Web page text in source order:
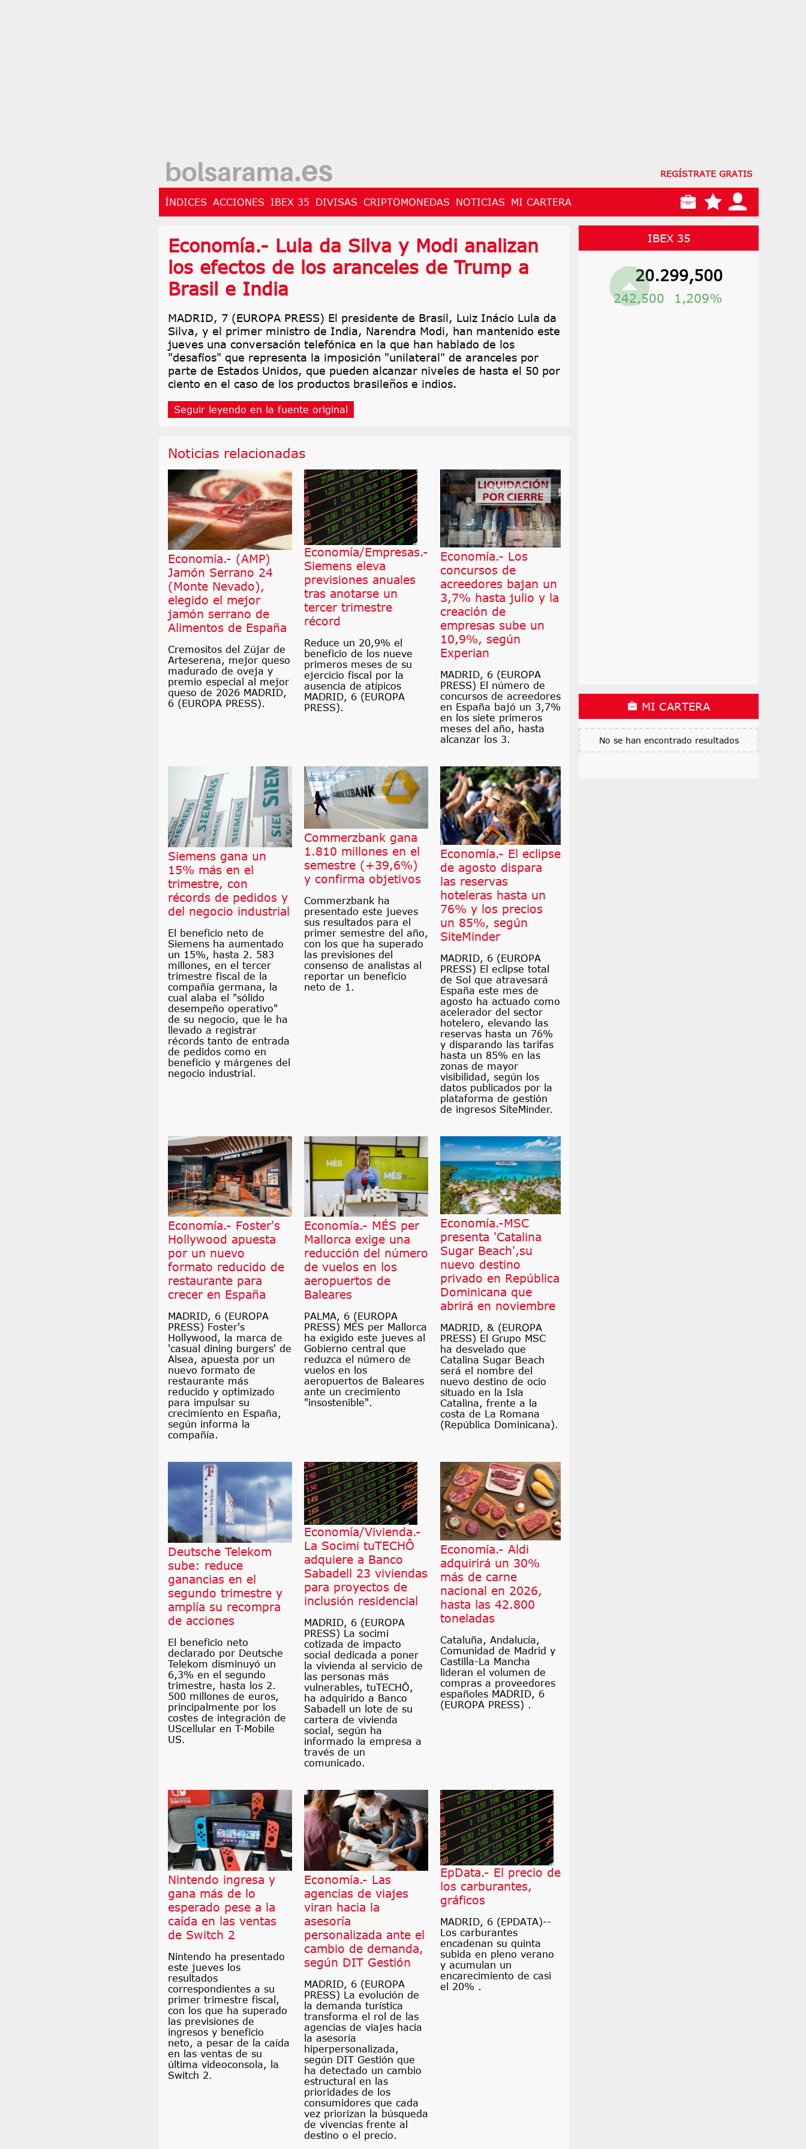
REGÍSTRATE GRATIS
ÍNDICES ACCIONES IBEX 35 DIVISAS CRIPTOMONEDAS NOTICIAS MI CARTERA
Economía.- Lula da Silva y Modi analizan
los efectos de los aranceles de Trump a
Brasil e India
MADRID, 7 (EUROPA PRESS) El presidente de Brasil, Luiz Inácio Lula da
Silva, y el primer ministro de India, Narendra Modi, han mantenido este
jueves una conversación telefónica en la que han hablado de los
"desafíos" que representa la imposición "unilateral" de aranceles por
parte de Estados Unidos, que pueden alcanzar niveles de hasta el 50 por
ciento en el caso de los productos brasileños e indios.
Seguir leyendo en la fuente original
Noticias relacionadas
Economía.- (AMP)
Jamón Serrano 24
(Monte Nevado),
elegido el mejor
jamón serrano de
Alimentos de España
Cremositos del Zújar de
Arteserena, mejor queso
madurado de oveja y
premio especial al mejor
queso de 2026 MADRID,
6 (EUROPA PRESS).
Economía/Empresas.-
Siemens eleva
previsiones anuales
tras anotarse un
tercer trimestre
récord
Reduce un 20,9% el
beneficio de los nueve
primeros meses de su
ejercicio fiscal por la
ausencia de atípicos
MADRID, 6 (EUROPA
PRESS).
Economía.- Los
concursos de
acreedores bajan un
3,7% hasta julio y la
creación de
empresas sube un
10,9%, según
Experian
MADRID, 6 (EUROPA
PRESS) El número de
concursos de acreedores
en España bajó un 3,7%
en los siete primeros
meses del año, hasta
alcanzar los 3.
Siemens gana un
15% más en el
trimestre, con
récords de pedidos y
del negocio industrial
El beneficio neto de
Siemens ha aumentado
un 15%, hasta 2. 583
millones, en el tercer
trimestre fiscal de la
compañía germana, la
cual alaba el "sólido
desempeño operativo"
de su negocio, que le ha
llevado a registrar
récords tanto de entrada
de pedidos como en
beneficio y márgenes del
negocio industrial.
Commerzbank gana
1.810 millones en el
semestre (+39,6%)
y confirma objetivos
Commerzbank ha
presentado este jueves
sus resultados para el
primer semestre del año,
con los que ha superado
las previsiones del
consenso de analistas al
reportar un beneficio
neto de 1.
Economía.- El eclipse
de agosto dispara
las reservas
hoteleras hasta un
76% y los precios
un 85%, según
SiteMinder
MADRID, 6 (EUROPA
PRESS) El eclipse total
de Sol que atravesará
España este mes de
agosto ha actuado como
acelerador del sector
hotelero, elevando las
reservas hasta un 76%
y disparando las tarifas
hasta un 85% en las
zonas de mayor
visibilidad, según los
datos publicados por la
plataforma de gestión
de ingresos SiteMinder.
Economía.- Foster's
Hollywood apuesta
por un nuevo
formato reducido de
restaurante para
crecer en España
MADRID, 6 (EUROPA
PRESS) Foster's
Hollywood, la marca de
'casual dining burgers' de
Alsea, apuesta por un
nuevo formato de
restaurante más
reducido y optimizado
para impulsar su
crecimiento en España,
según informa la
compañía.
Economía.- MÉS per
Mallorca exige una
reducción del número
de vuelos en los
aeropuertos de
Baleares
PALMA, 6 (EUROPA
PRESS) MÉS per Mallorca
ha exigido este jueves al
Gobierno central que
reduzca el número de
vuelos en los
aeropuertos de Baleares
ante un crecimiento
"insostenible".
Economía.-MSC
presenta 'Catalina
Sugar Beach',su
nuevo destino
privado en República
Dominicana que
abrirá en noviembre
MADRID, & (EUROPA
PRESS) El Grupo MSC
ha desvelado que
Catalina Sugar Beach
será el nombre del
nuevo destino de ocio
situado en la Isla
Catalina, frente a la
costa de La Romana
(República Dominicana).
Deutsche Telekom
sube: reduce
ganancias en el
segundo trimestre y
amplía su recompra
de acciones
El beneficio neto
declarado por Deutsche
Telekom disminuyó un
6,3% en el segundo
trimestre, hasta los 2.
500 millones de euros,
principalmente por los
costes de integración de
UScellular en T-Mobile
US.
Economía/Vivienda.-
La Socimi tuTECHÔ
adquiere a Banco
Sabadell 23 viviendas
para proyectos de
inclusión residencial
MADRID, 6 (EUROPA
PRESS) La socimi
cotizada de impacto
social dedicada a poner
la vivienda al servicio de
las personas más
vulnerables, tuTECHÔ,
ha adquirido a Banco
Sabadell un lote de su
cartera de vivienda
social, según ha
informado la empresa a
través de un
comunicado.
Economía.- Aldi
adquirirá un 30%
más de carne
nacional en 2026,
hasta las 42.800
toneladas
Cataluña, Andalucía,
Comunidad de Madrid y
Castilla-La Mancha
lideran el volumen de
compras a proveedores
españoles MADRID, 6
(EUROPA PRESS) .
Nintendo ingresa y
gana más de lo
esperado pese a la
caída en las ventas
de Switch 2
Nintendo ha presentado
este jueves los
resultados
correspondientes a su
primer trimestre fiscal,
con los que ha superado
las previsiones de
ingresos y beneficio
neto, a pesar de la caída
en las ventas de su
última videoconsola, la
Switch 2.
Economía.- Las
agencias de viajes
viran hacia la
asesoría
personalizada ante el
cambio de demanda,
según DIT Gestión
MADRID, 6 (EUROPA
PRESS) La evolución de
la demanda turística
transforma el rol de las
agencias de viajes hacia
la asesoría
hiperpersonalizada,
según DIT Gestión que
ha detectado un cambio
estructural en las
prioridades de los
consumidores que cada
vez priorizan la búsqueda
de vivencias frente al
destino o el precio.
EpData.- El precio de
los carburantes,
gráficos
MADRID, 6 (EPDATA)--
Los carburantes
encadenan su quinta
subida en pleno verano
y acumulan un
encarecimiento de casi
el 20% .
IBEX 35
20.289,500
232,500 1,16%
MI CARTERA
No se han encontrado resultados